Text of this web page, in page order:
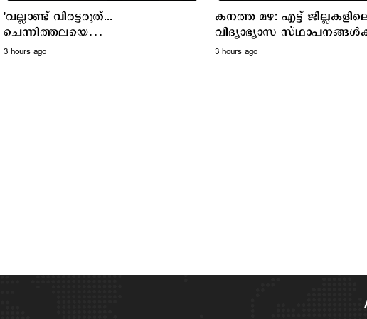
'വല്ലാണ്ട് വിരട്ടരുത്...
ചെന്നിത്തലയെ
പൊന്നാടയണിയിക്കും'; 'ഒളിവില്‍'
3 hours ago
കനത്ത മഴ: എട്ട്
വിദ്യാഭ്യാസ
അവധി
3 hours ago